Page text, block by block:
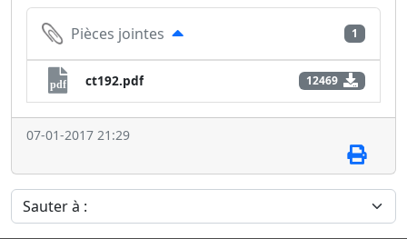
Pièces jointes 1
pdf ct192.pdf 12469
07-01-2017 21:29
Sauter à :